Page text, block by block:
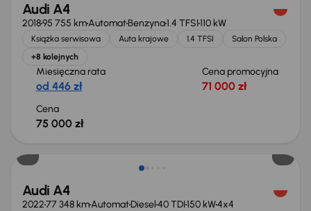
Audi A4
201895 755 kmAutomatBenzyna1.4 TFSI110 kW
Książka serwisowa Auta krajowe 1.4 TFSI
Salon Polska
+8 kolejnych
Miesięczna rata
od 446 zł
Cena promocyjna
71 000 zł
Cena
75 000 zł
Audi A4
202277 348 kmAutomatDiesel40 TDI150 kW4x4